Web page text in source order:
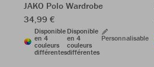
JAKO Polo Wardrobe
34,99 €
Disponible
en 4
couleurs
différentes
Disponible
en 4
couleurs
différentes
Personnalisable